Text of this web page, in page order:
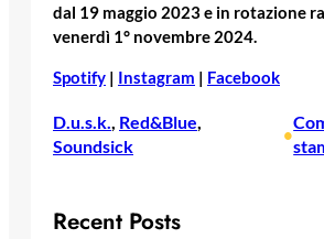
dal 19 maggio 2023 e in rotazione
venerdì 1° novembre 2024.
Spotify | Instagram | Facebook
D.u.s.k., Red&Blue
Soundsick
•
Recent Posts